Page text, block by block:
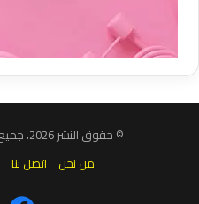
© حقوق النشر 2026، جميع الحقوق محفوظة |
من نحن
اتصل بنا